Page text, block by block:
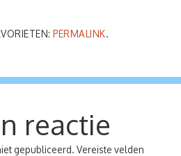
PERMALINK.
reactie
gepubliceerd. Vereiste velden